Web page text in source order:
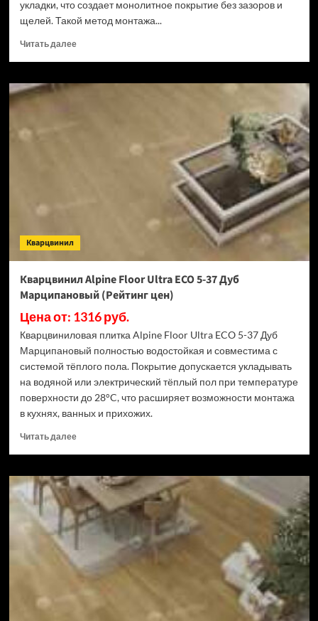
укладки, что создает монолитное покрытие без зазоров и
щелей. Такой метод монтажа...
Читать далееПрочитать
Кварцвинил
Кварцвинил
Кварцвинил Alpine Floor Ultra ECO 5-37 Дуб
Марципановый (Рейтинг цен)
Цена от: 1316 руб.
Кварцвиниловая плитка Alpine Floor Ultra ECO 5-37 Дуб
Марципановый полностью водостойкая и совместима с
системой тёплого пола. Покрытие допускается укладывать
на водяной или электрический тёплый пол при температуре
поверхности до 28°C, что расширяет возможности монтажа
в кухнях, ванных и прихожих.
Читать далееПрочитать
Кварцвинил
Alpine
Floor
Ultra
ECO
Дуб
Марципановый